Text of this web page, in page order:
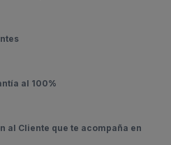
al 100%
al Cliente que te acompaña en